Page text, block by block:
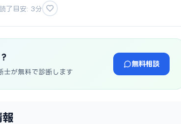
読了目安: 3分
士が無料で診断します
無料相談